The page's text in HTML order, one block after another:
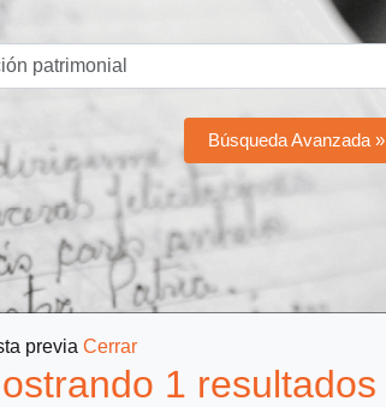
Búsqueda Avanzada »
previa Cerrar
1 resultados